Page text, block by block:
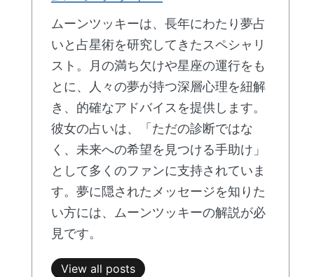
ムーンツッキーは、長年にわたり夢占
いと占星術を研究してきたスペシャリ
スト。月の満ち欠けや星座の運行をも
とに、人々の夢が持つ深層心理を紐解
き、的確なアドバイスを提供します。
彼女の占いは、「ただの診断ではな
く、未来への希望を見つける手助け」
として多くのファンに支持されていま
す。夢に隠されたメッセージを知りた
い方には、ムーンツッキーの解説が必
見です。
View all posts